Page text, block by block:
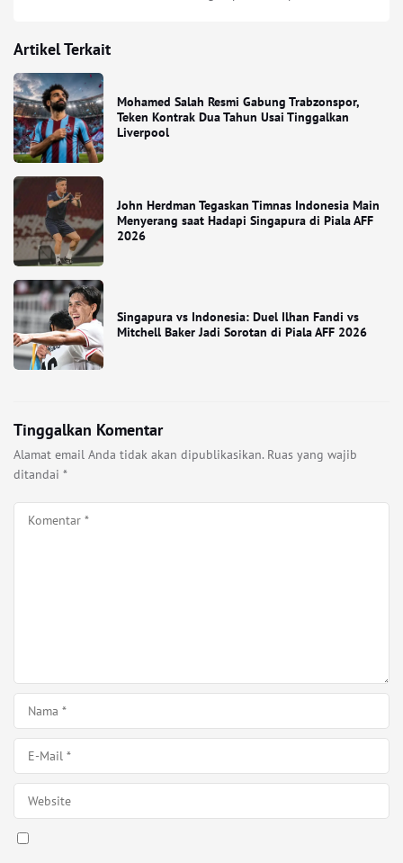
Artikel Terkait
Mohamed Salah Resmi Gabung Trabzonspor,
Teken Kontrak Dua Tahun Usai Tinggalkan
Liverpool
John Herdman Tegaskan Timnas Indonesia Main
Menyerang saat Hadapi Singapura di Piala AFF
2026
Singapura vs Indonesia: Duel Ilhan Fandi vs
Mitchell Baker Jadi Sorotan di Piala AFF 2026
Tinggalkan Komentar
Alamat email Anda tidak akan dipublikasikan. Ruas yang wajib
ditandai *